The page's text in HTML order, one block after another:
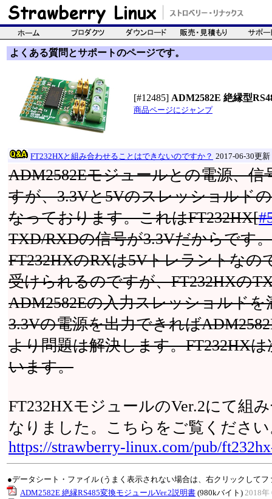
よくある質問とサポートのページです。
[#12485] ADM2582E 絶縁型
商品ページにジャンプ
FT232HXと組み合わせることはできないのですか？ 2017-06-30更新
ADM2582Eモジュールとの電源、
すが、3.3Vと5Vのスレッショルド
なっております。これはFT232HX[
TXD/RXDの信号が3.3Vだからです。
FT232HXのRXは5Vトレラントなの
受けられるのですが、FT232HXの
ADM2582Eの入力スレッショルド
3.3Vの電源を出力できれば
より問題は解決します。FT232HX
います。
FT232HXモジュールのVer.2にて組
なりました。こちらをご覧くださ
https://strawberry-linux.com/pub/
●データシート・ファイル (うまく表示されない場合は、右クリックして
ADM2582E 絶縁RS485変換モジュールVer.2説明書 (980kバイト) 2018年